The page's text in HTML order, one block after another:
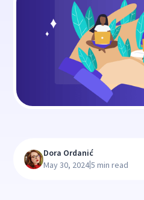
Dora Ordanić
May 30, 2024|5 min read